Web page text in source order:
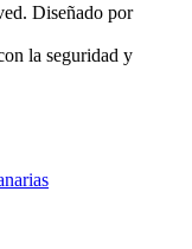
Diseñado por
la seguridad y